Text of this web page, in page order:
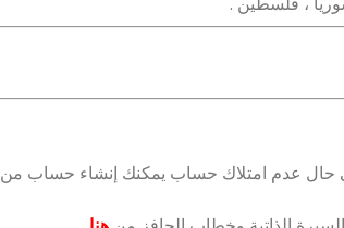
حال عدم امتلاك حساب يمكنك إنشاء حساب من